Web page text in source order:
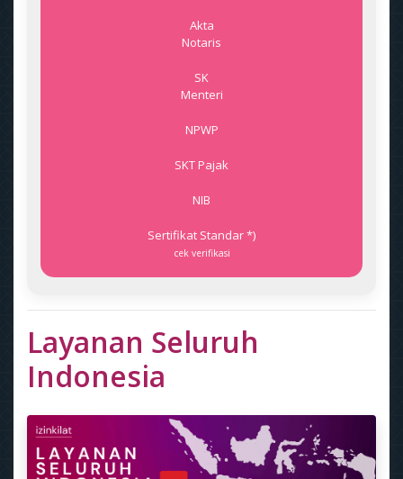
Akta
Notaris
SK
Menteri
NPWP
SKT Pajak
NIB
Sertifikat Standar *)
cek verifikasi
Layanan Seluruh
Indonesia